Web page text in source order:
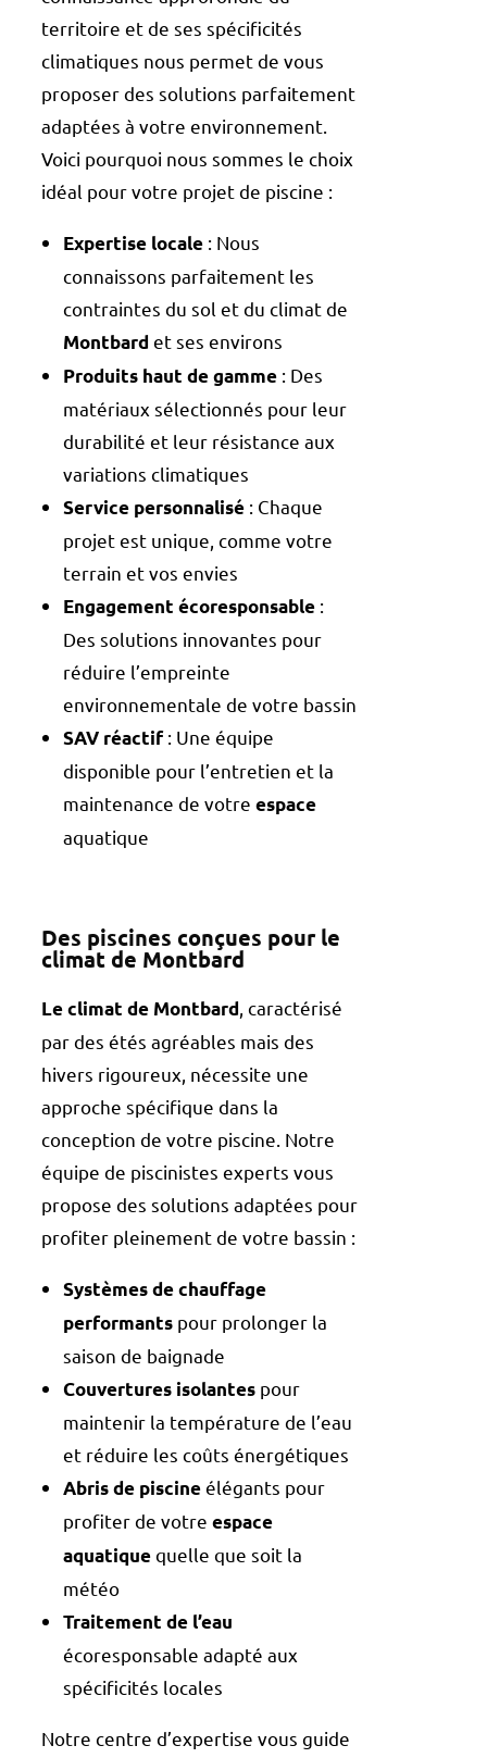
territoire et de ses spécificités
climatiques nous permet de vous
proposer des solutions parfaitement
adaptées à votre environnement.
Voici pourquoi nous sommes le choix
idéal pour votre projet de piscine :
Expertise locale : Nous
connaissons parfaitement les
contraintes du sol et du climat de
Montbard et ses environs
Produits haut de gamme : Des
matériaux sélectionnés pour leur
durabilité et leur résistance aux
variations climatiques
Service personnalisé : Chaque
projet est unique, comme votre
terrain et vos envies
Engagement écoresponsable :
Des solutions innovantes pour
réduire l’empreinte
environnementale de votre bassin
SAV réactif: Une équipe
disponible pour l’entretien et la
maintenance de votre espace
aquatique
Des piscines conçues pour le
climat de Montbard
Le climat de Montbard , caractérisé
par des étés agréables mais des
hivers rigoureux, nécessite une
approche spécifique dans la
conception de votre piscine. Notre
équipe de piscinistes experts vous
propose des solutions adaptées pour
profiter pleinement de votre bassin :
Systèmes de chauffage
performants pour prolonger la
saison de baignade
Couvertures isolantes pour
maintenir la température de l’eau
et réduire les coûts énergétiques
Abris de piscineélégants pour
profiter de votre espace
aquatiquequelle que soit la
météo
Traitement de l’eau
écoresponsable adapté aux
spécificités locales
Notre centre d’expertise vous guide